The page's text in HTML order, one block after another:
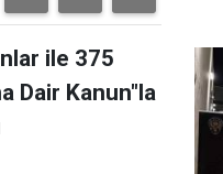
ile 375
Dair Kanun"la